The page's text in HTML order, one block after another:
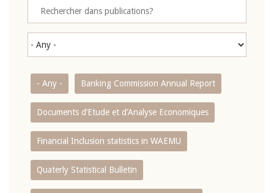
- Any - Banking Commission Annual Report
Documents d’Etude et d’Analyse Economiques
Financial Inclusion statistics in WAEMU
Quaterly Statistical Bulletin